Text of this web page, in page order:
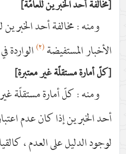
مخالفة أحد الخبرين للعامّة
ومنه : مخالفة أحد الخبرين
الأخبار المستفيضة(٢) الواردة
كلّ أمارة مستقلّة غير معتبرة
ومنه : كلّ أمارة مستقلّة
أحد الخبرين إذا كان عدم
لوجود الدليل على العدم ،